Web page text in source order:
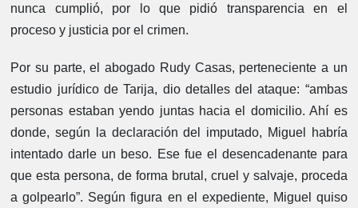
nunca cumplió, por lo que pidió transparencia en el
proceso y justicia por el crimen.
Por su parte, el abogado Rudy Casas, perteneciente a un
estudio jurídico de Tarija, dio detalles del ataque: “ambas
personas estaban yendo juntas hacia el domicilio. Ahí es
donde, según la declaración del imputado, Miguel habría
intentado darle un beso. Ese fue el desencadenante para
que esta persona, de forma brutal, cruel y salvaje, proceda
a golpearlo”. Según figura en el expediente, Miguel quiso